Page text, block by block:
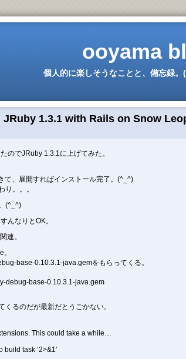
ooyama
個人的に楽しそうなことと、備忘録
1.3.1 with Rails on Snow
のでJRuby 1.3.1に上げてみた。
て、展開すればインストール完了。(^_^)
り。。。
(^_^)
んなりとOK。
連。
base-0.10.3.1-java.gemをもらってくる。
debug-base-0.10.3.1-java.gem
くるのだが最新だとうごかない。
This could take a while…
build task ‘2>&1’